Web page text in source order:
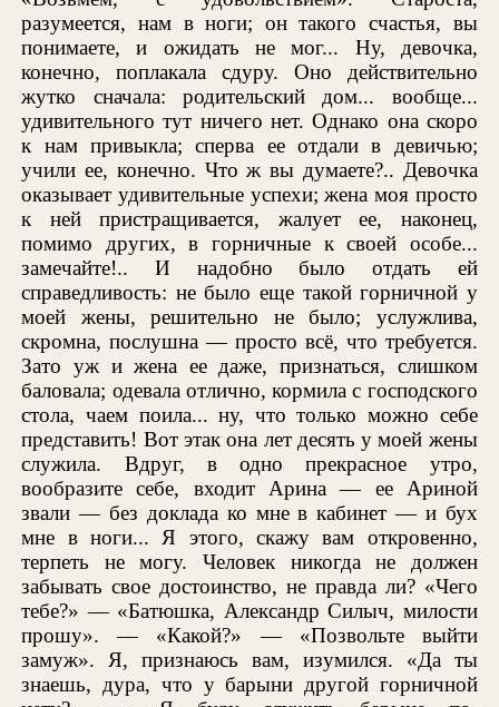
разумеется, нам в ноги; он такого счастья, вы
понимаете, и ожидать не мог... Ну, девочка,
конечно, поплакала сдуру. Оно действительно
жутко сначала: родительский дом... вообще...
удивительного тут ничего нет. Однако она скоро
к нам привыкла; сперва ее отдали в девичью;
учили ее, конечно. Что ж вы думаете?.. Девочка
оказывает удивительные успехи; жена моя просто
к ней пристращивается, жалует ее, наконец,
помимо других, в горничные к своей особе...
замечайте!.. И надобно было отдать ей
справедливость: не было еще такой горничной у
моей жены, решительно не было; услужлива,
скромна, послушна — просто всё, что требуется.
Зато уж и жена ее даже, признаться, слишком
баловала; одевала отлично, кормила с господского
стола, чаем поила... ну, что только можно себе
представить! Вот этак она лет десять у моей жены
служила. Вдруг, в одно прекрасное утро,
вообразите себе, входит Арина — ее Ариной
звали — без доклада ко мне в кабинет — и бух
мне в ноги... Я этого, скажу вам откровенно,
терпеть не могу. Человек никогда не должен
забывать свое достоинство, не правда ли? «Чего
тебе?» — «Батюшка, Александр Силыч, милости
прошу». — «Какой?» — «Позвольте выйти
замуж». Я, признаюсь вам, изумился. «Да ты
знаешь, дура, что у барыни другой горничной